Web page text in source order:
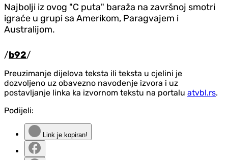
Najbolji iz ovog "C puta" baraža na završnoj smotri
igraće u grupi sa Amerikom, Paragvajem i
Australijom.
/b92/
Preuzimanje dijelova teksta ili teksta u cjelini je
dozvoljeno uz obavezno navođenje izvora i uz
postavljanje linka ka izvornom tekstu na portalu atvbl.rs.
Podijeli:
Link je kopiran!